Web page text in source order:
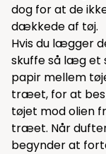
dog for at de
dækkede af tøj.
Hvis du lægger
skuffe så læg et
papir mellem
træet, for at
tøjet mod olien
træet. Når
begynder at